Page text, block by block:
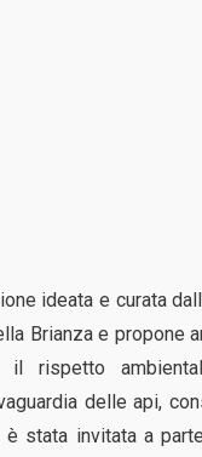
ideata e curata
Brianza e propone
il rispetto
delle api,
stata invitata a